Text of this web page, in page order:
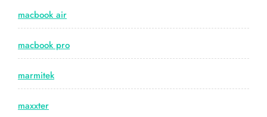
macbook air
macbook pro
marmitek
maxxter